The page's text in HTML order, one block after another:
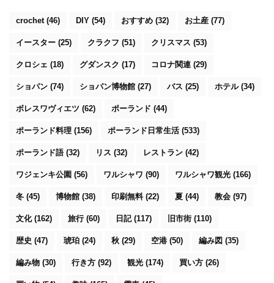
crochet(46) DIY (54) おすすめ (32) お土産 (77)
イースター (25) クラクフ (51) クリスマス (53)
クロシェ (18) グダンスク (17) コロナ関連 (29)
ショパン (74) ショパン博物館 (27) バス (25) ホテル(34)
ボレスワヴィエツ (62) ポーランド (44)
ポーランド料理 (156) ポーランド日常生活(533)
ポーランド語(32) リス (32) レストラン (42)
ワジェンキ公園 (56) ワルシャワ (90) ワルシャワ観光 (166)
冬 (45) 博物館 (38) 印刷無料(22) 夏 (44) 教会 (97)
文化(162) 旅行 (60) 日記(117) 旧市街 (110)
歴史 (47) 琥珀 (24) 秋 (29) 空港 (50) 編み図 (35)
編み物 (30) 行き方 (92) 観光 (174) 買い方 (26)